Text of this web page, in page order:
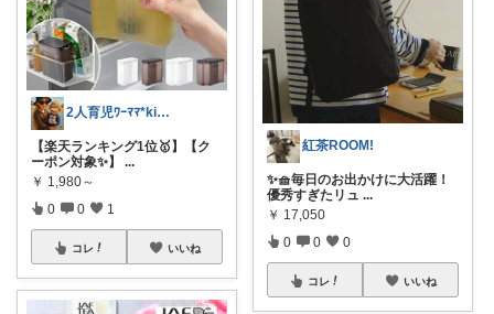
2人育児ﾜｰﾏﾏ*kinakoomama
【楽天ランキング1位🥇】【ク
ーポン対象✨】
...
￥ 1,980～
0 0 1
コレ いいね
紅茶ROOM!
✨🧺毎日のお出かけに大活躍！
優秀すぎたリュ ...
￥ 17,050
0 0 0
コレ いいね